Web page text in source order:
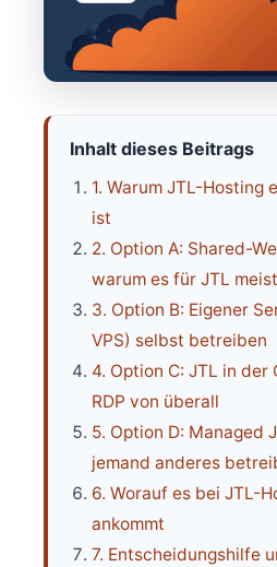
Inhalt dieses Beitrags
1. Warum JTL-Hosting
ist
2. Option A: Shared-
warum es für JTL
3. Option B: Eigener
VPS) selbst betreiben
4. Option C: JTL in
RDP von überall
5. Option D: Managed
jemand anderes
6. Worauf es bei JTL-
ankommt
7. Entscheidungshilfe